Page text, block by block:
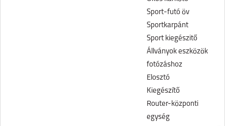
Sport-futó öv
Sportkarpánt
Sport kiegészitő
Állványok eszközök
fotózáshoz
Elosztó
Kiegészítő
Router-központi
egység